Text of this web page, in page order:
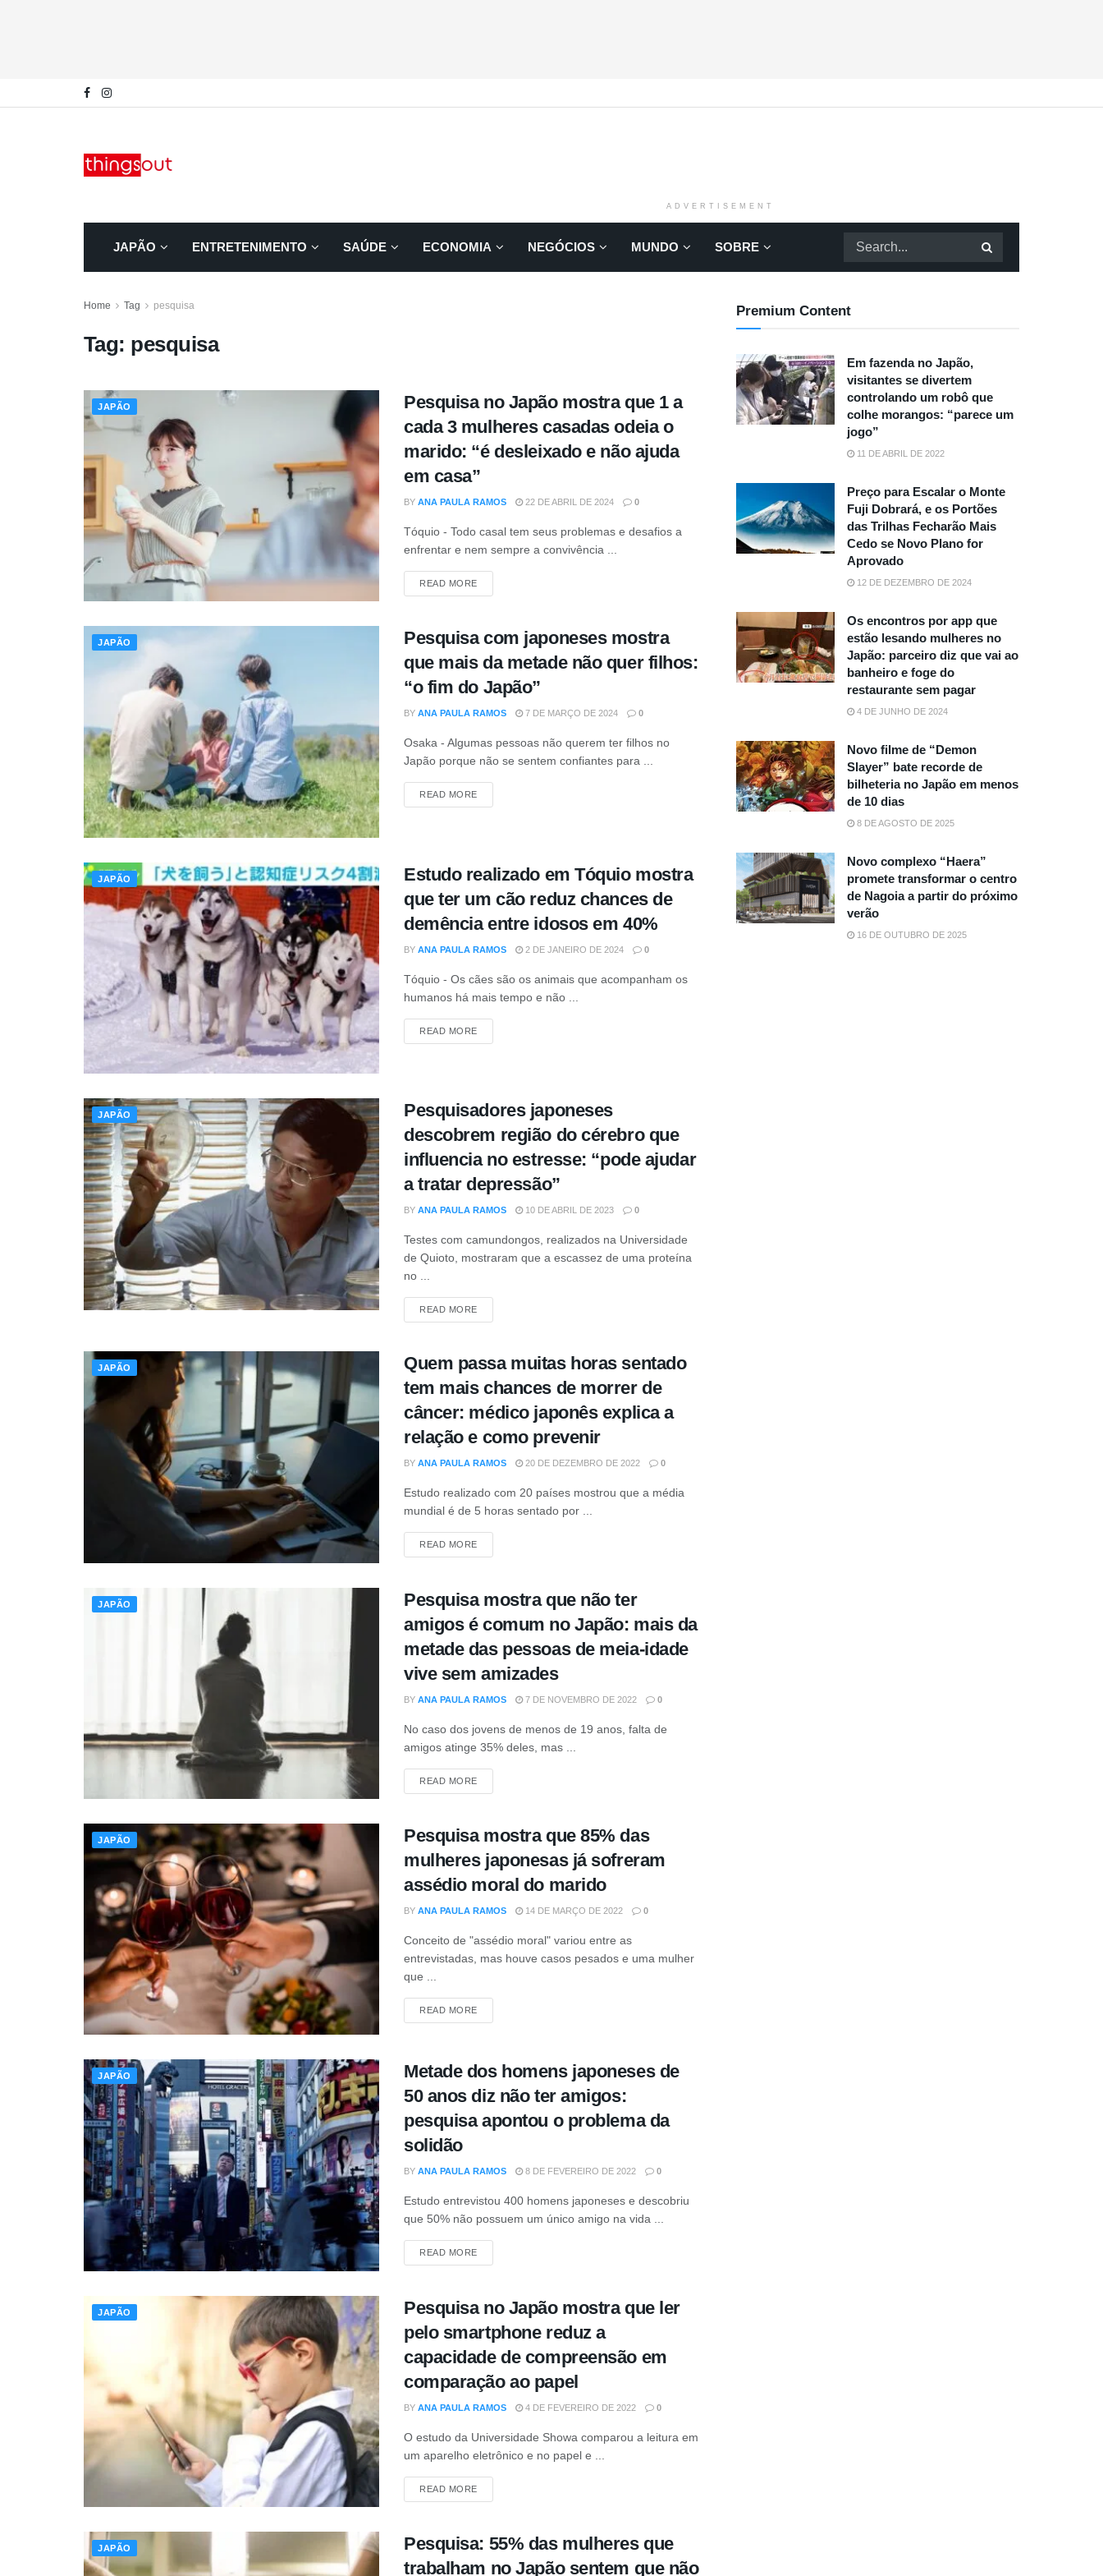
ADVERTISEMENT
JAPÃO ENTRETENIMENTO SAÚDE ECONOMIA NEGÓCIOS MUNDO SOBRE
Home Tag pesquisa
Tag: pesquisa
JAPÃO
Pesquisa no Japão mostra que 1 a
cada 3 mulheres casadas odeia o
marido: “é desleixado e não ajuda
em casa”
BY ANA PAULA RAMOS 22 DE ABRIL DE 2024 0
Tóquio - Todo casal tem seus problemas e desafios a
enfrentar e nem sempre a convivência ...
READ MOREDETAILS
JAPÃO
Pesquisa com japoneses mostra
que mais da metade não quer filhos:
“o fim do Japão”
BY ANA PAULA RAMOS 7 DE MARÇO DE 2024 0
Osaka - Algumas pessoas não querem ter filhos no
Japão porque não se sentem confiantes para ...
READ MOREDETAILS
JAPÃO
Estudo realizado em Tóquio mostra
que ter um cão reduz chances de
demência entre idosos em 40%
BY ANA PAULA RAMOS 2 DE JANEIRO DE 2024 0
Tóquio - Os cães são os animais que acompanham os
humanos há mais tempo e não ...
READ MOREDETAILS
JAPÃO
Pesquisadores japoneses
descobrem região do cérebro que
influencia no estresse: “pode ajudar
a tratar depressão”
BY ANA PAULA RAMOS 10 DE ABRIL DE 2023 0
Testes com camundongos, realizados na Universidade
de Quioto, mostraram que a escassez de uma proteína
no ...
READ MOREDETAILS
JAPÃO
Quem passa muitas horas sentado
tem mais chances de morrer de
câncer: médico japonês explica a
relação e como prevenir
BY ANA PAULA RAMOS 20 DE DEZEMBRO DE 2022 0
Estudo realizado com 20 países mostrou que a média
mundial é de 5 horas sentado por ...
READ MOREDETAILS
JAPÃO
Pesquisa mostra que não ter
amigos é comum no Japão: mais da
metade das pessoas de meia-idade
vive sem amizades
BY ANA PAULA RAMOS 7 DE NOVEMBRO DE 2022 0
No caso dos jovens de menos de 19 anos, falta de
amigos atinge 35% deles, mas ...
READ MOREDETAILS
JAPÃO
Pesquisa mostra que 85% das
mulheres japonesas já sofreram
assédio moral do marido
BY ANA PAULA RAMOS 14 DE MARÇO DE 2022 0
Conceito de "assédio moral" variou entre as
entrevistadas, mas houve casos pesados e uma mulher
que ...
READ MOREDETAILS
JAPÃO
Metade dos homens japoneses de
50 anos diz não ter amigos:
pesquisa apontou o problema da
solidão
BY ANA PAULA RAMOS 8 DE FEVEREIRO DE 2022 0
Estudo entrevistou 400 homens japoneses e descobriu
que 50% não possuem um único amigo na vida ...
READ MOREDETAILS
JAPÃO
Pesquisa no Japão mostra que ler
pelo smartphone reduz a
capacidade de compreensão em
comparação ao papel
BY ANA PAULA RAMOS 4 DE FEVEREIRO DE 2022 0
O estudo da Universidade Showa comparou a leitura em
um aparelho eletrônico e no papel e ...
READ MOREDETAILS
JAPÃO
Pesquisa: 55% das mulheres que
trabalham no Japão sentem que não
Premium Content
Em fazenda no Japão,
visitantes se divertem
controlando um robô que
colhe morangos: “parece um
jogo”
11 DE ABRIL DE 2022
Preço para Escalar o Monte
Fuji Dobrará, e os Portões
das Trilhas Fecharão Mais
Cedo se Novo Plano for
Aprovado
12 DE DEZEMBRO DE 2024
Os encontros por app que
estão lesando mulheres no
Japão: parceiro diz que vai ao
banheiro e foge do
restaurante sem pagar
4 DE JUNHO DE 2024
Novo filme de “Demon
Slayer” bate recorde de
bilheteria no Japão em menos
de 10 dias
8 DE AGOSTO DE 2025
Novo complexo “Haera”
promete transformar o centro
de Nagoia a partir do próximo
verão
16 DE OUTUBRO DE 2025